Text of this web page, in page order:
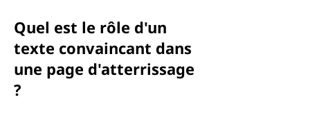
Quel est le rôle d'un
texte convaincant dans
une page d'atterrissage
?